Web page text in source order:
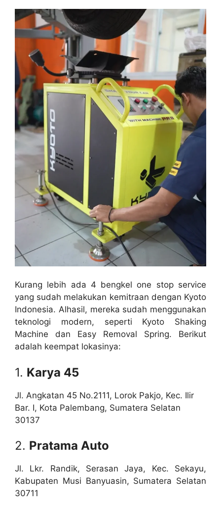
Kurang lebih ada 4 bengkel one stop service
yang sudah melakukan kemitraan dengan Kyoto
Indonesia. Alhasil, mereka sudah menggunakan
teknologi modern, seperti Kyoto Shaking
Machine dan Easy Removal Spring. Berikut
adalah keempat lokasinya:
1. Karya 45
Jl. Angkatan 45 No.2111, Lorok Pakjo, Kec. Ilir
Bar. I, Kota Palembang, Sumatera Selatan
30137
2. Pratama Auto
Jl. Lkr. Randik, Serasan Jaya, Kec. Sekayu,
Kabupaten Musi Banyuasin, Sumatera Selatan
30711